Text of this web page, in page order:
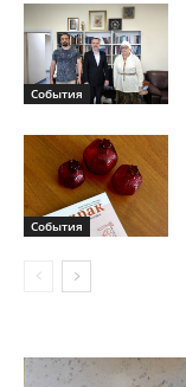
События
События